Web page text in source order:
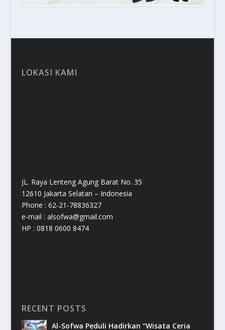
LOKASI KAMI
JL. Raya Lenteng Agung Barat No. 35
12610 Jakarta Selatan – Indonesia
Phone : 62-21-78836327
e-mail : alsofwa@gmail.com
HP : 0818 0600 8474
RECENT POSTS
Al-Sofwa Peduli Hadirkan “Wisata Ceria